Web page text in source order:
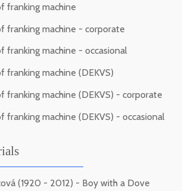
franking machine
franking machine - corporate
franking machine - occasional
franking machine (DEKVS)
franking machine (DEKVS) - corporate
franking machine (DEKVS) - occasional
(1920 - 2012) - Boy with a Dove